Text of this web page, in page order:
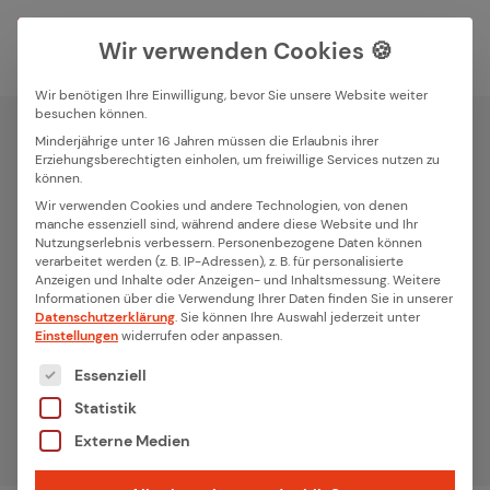
Suchfeld
iXpro Gateway
iX­pro® Gate­way
Optimieren Sie Ihre Entwicklung mit unserem
leistungsstarken IoT Gateway mit einer Reihe
von Protokollen und physikalischen
Schnittstellen, eingebauten Antennen und
Startseite
Wir verwenden Cookies 🍪
Wir benötigen Ihre Einwilligung, bevor Sie unsere Website weiter
besuchen können.
Minderjährige unter 16 Jahren müssen die Erlaubnis ihrer
Erziehungsberechtigten einholen, um freiwillige Services nutzen zu
können.
Wir verwenden Cookies und andere Technologien, von denen
manche essenziell sind, während andere diese Website und Ihr
Nutzungserlebnis verbessern. Personenbezogene Daten können
verarbeitet werden (z. B. IP-Adressen), z. B. für personalisierte
Anzeigen und Inhalte oder Anzeigen- und Inhaltsmessung.Weitere
Informationen über die Verwendung Ihrer Daten finden Sie in unserer
Datenschutzerklärung.Sie können Ihre Auswahl jederzeit unter
Einstellungenwiderrufen oder anpassen.
Es folgt eine Liste der Service-Gruppen, für die
Essenziell
Statistik
Externe Medien